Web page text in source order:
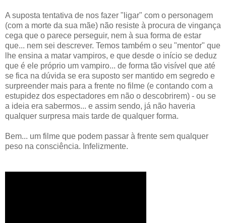
A suposta tentativa de nos fazer "ligar" com o personagem
(com a morte da sua mãe) não resiste à procura de vingança
cega que o parece perseguir, nem à sua forma de estar
que... nem sei descrever. Temos também o seu "mentor" que
lhe ensina a matar vampiros, e que desde o início se deduz
que é ele próprio um vampiro... de forma tão visível que até
se fica na dúvida se era suposto ser mantido em segredo e
surpreender mais para a frente no filme (e contando com a
estupidez dos espectadores em não o descobrirem) - ou se
a ideia era sabermos... e assim sendo, já não haveria
qualquer surpresa mais tarde de qualquer forma.
Bem... um filme que podem passar à frente sem qualquer
peso na consciência. Infelizmente.